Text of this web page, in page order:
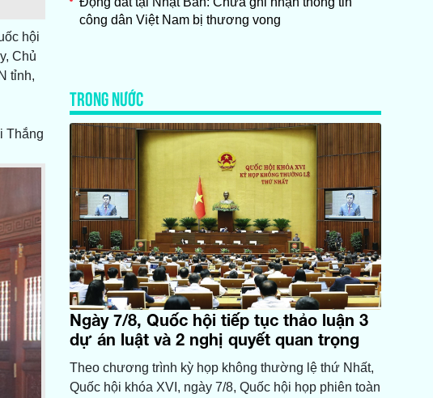
hội
Chủ
tỉnh,
Thắng
công dân Việt Nam bị thương vong
TRONG NƯỚC
Ngày 7/8, Quốc hội tiếp tục thảo luận 3
dự án luật và 2 nghị quyết quan trọng
Theo chương trình kỳ họp không thường lệ thứ Nhất,
Quốc hội khóa XVI, ngày 7/8, Quốc hội họp phiên toàn